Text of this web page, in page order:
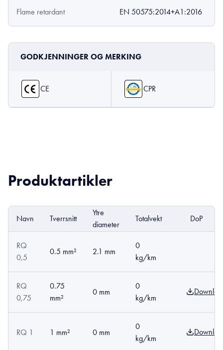
Flame retardant EN 50575:2014+A1:2016
GODKJENNINGER OG MERKING
CE CPR
Produktartikler
Navn Tverrsnitt
Ytre
diameter
Totalvekt DoP
RQ
0,5
0.5 mm² 2.1 mm
0
kg/km
RQ
0,75
0.75
mm²
0 mm
0
kg/km
RQ 1 1 mm² 0 mm
0
kg/km